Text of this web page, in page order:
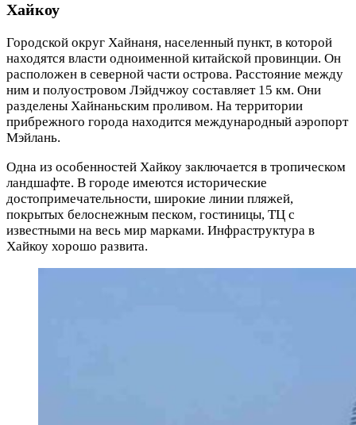
Хайкоу
Городской округ Хайнаня, населенный пункт, в которой
находятся власти одноименной китайской провинции. Он
расположен в северной части острова. Расстояние между
ним и полуостровом Лэйдчжоу составляет 15 км. Они
разделены Хайнаньским проливом. На территории
прибрежного города находится международный аэропорт
Мэйлань.
Одна из особенностей Хайкоу заключается в тропическом
ландшафте. В городе имеются исторические
достопримечательности, широкие линии пляжей,
покрытых белоснежным песком, гостиницы, ТЦ с
известными на весь мир марками. Инфраструктура в
Хайкоу хорошо развита.